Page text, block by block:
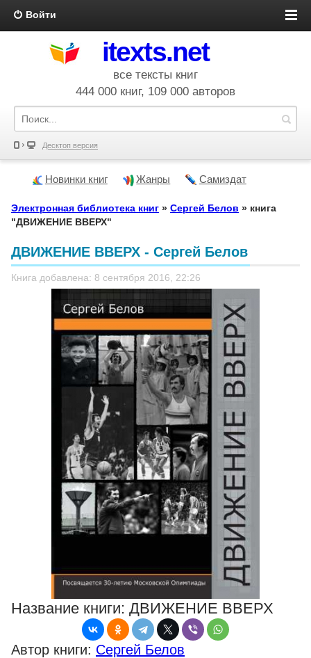
Войти
itexts.net
все тексты книг
444 000 книг, 109 000 авторов
Десктоп версия
Новинки книг Жанры Самиздат
Электронная библиотека книг » Сергей Белов » книга
"ДВИЖЕНИЕ ВВЕРХ"
ДВИЖЕНИЕ ВВЕРХ - Сергей Белов
Книга добавлена: 8 сентября 2016, 22:26
Название книги: ДВИЖЕНИЕ ВВЕРХ
Автор книги: Сергей Белов